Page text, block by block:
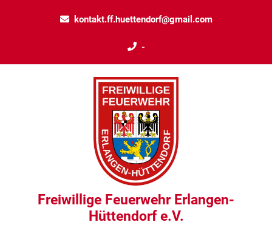
kontakt.ff.huettendorf@gmail.com
-
Freiwillige Feuerwehr Erlangen-
Hüttendorf e.V.